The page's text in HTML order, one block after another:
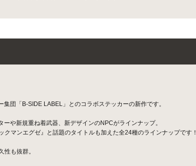
団「B-SIDE LABEL」とのコラボステッカーの新作です。
や新規重ね着武器、新デザインのNPCがラインナップ。
マンエグゼ』と話題のタイトルも加えた全24種のラインナップです！
も抜群。